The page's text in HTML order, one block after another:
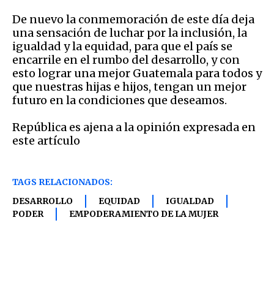
De nuevo la conmemoración de este día deja
una sensación de luchar por la inclusión, la
igualdad y la equidad, para que el país se
encarrile en el rumbo del desarrollo, y con
esto lograr una mejor Guatemala para todos y
que nuestras hijas e hijos, tengan un mejor
futuro en la condiciones que deseamos.
República es ajena a la opinión expresada en
este artículo
TAGS RELACIONADOS:
DESARROLLO
EQUIDAD
IGUALDAD
PODER
EMPODERAMIENTO DE LA MUJER